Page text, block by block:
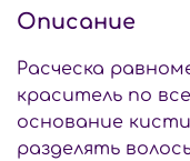
Описание
Расческа
краситель по
основание
разделять